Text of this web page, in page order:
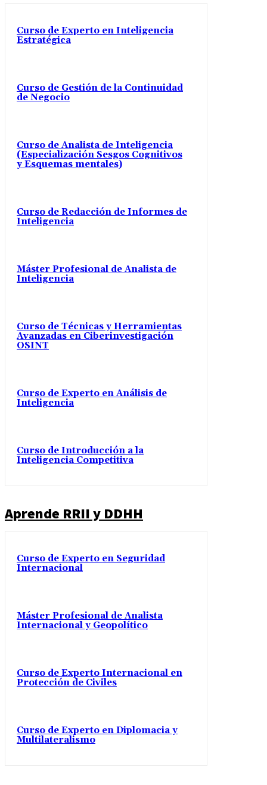
Curso de Experto en Inteligencia
Estratégica
Curso de Gestión de la Continuidad
de Negocio
Curso de Analista de Inteligencia
(Especialización Sesgos Cognitivos
y Esquemas mentales)
Curso de Redacción de Informes de
Inteligencia
Máster Profesional de Analista de
Inteligencia
Curso de Técnicas y Herramientas
Avanzadas en Ciberinvestigación
OSINT
Curso de Experto en Análisis de
Inteligencia
Curso de Introducción a la
Inteligencia Competitiva
Aprende RRII y DDHH
Curso de Experto en Seguridad
Internacional
Máster Profesional de Analista
Internacional y Geopolítico
Curso de Experto Internacional en
Protección de Civiles
Curso de Experto en Diplomacia y
Multilateralismo